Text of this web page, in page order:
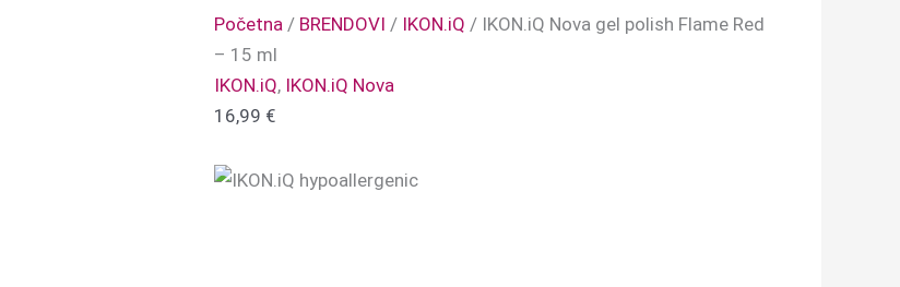
Početna/ BRENDOVI / IKON.iQ / IKON.iQ Nova gel polish Flame Red
– 15 ml
IKON.iQ, IKON.iQ Nova
16,99 €